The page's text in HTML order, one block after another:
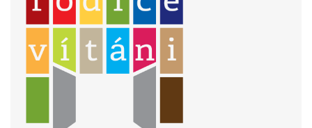
PŘIJÍMACÍ TALENTOVÉ ZKOUŠKY
ÚŘEDNÍ DESKA